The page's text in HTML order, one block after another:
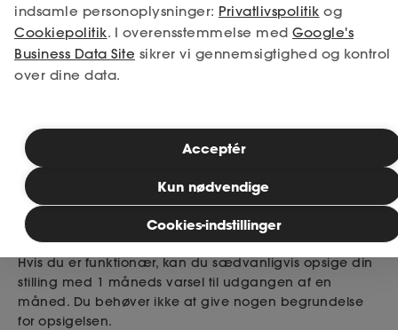
Medlemsfordele
Selvstændig
Inspiration
Bliv medlem
MitAse
Ase Selvstændig
afhænger dit op opsigelsesvarsel af din
ansættelseskontrakt og eventuelle
overenskomst.
Publiceret: 17. juni 2026
Dit opsigelsesvarsel hvis du som
funktionær vil opsige din stilling
Hvis du er funktionær, kan du sædvanligvis opsige din
stilling med 1 måneds varsel til udgangen af en
måned. Du behøver ikke at give nogen begrundelse
for opsigelsen.
indsamle personoplysninger: Privatlivspolitik og
Cookiepolitik. I overensstemmelse med Google's
Business Data Site sikrer vi gennemsigtighed og kontrol
over dine data.
Cookies-indstillinger
Kun nødvendige
Acceptér